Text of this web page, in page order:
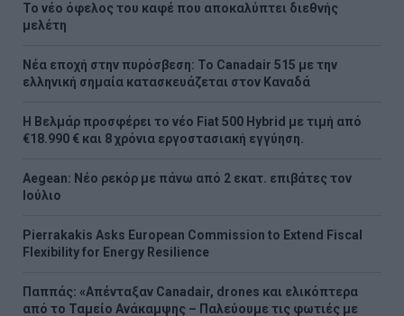
Το νέο όφελος του καφέ που αποκαλύπτει διεθνής
μελέτη
Νέα εποχή στην πυρόσβεση: Το Canadair 515 με την
ελληνική σημαία κατασκευάζεται στον Καναδά
Η Βελμάρ προσφέρει τo νέο Fiat 500 Hybrid με τιμή από
€18.990 € και 8 χρόνια εργοστασιακή εγγύηση.
Aegean: Νέο ρεκόρ με πάνω από 2 εκατ. επιβάτες τον
Ιούλιο
Pierrakakis Asks European Commission to Extend Fiscal
Flexibility for Energy Resilience
Παππάς: «Απένταξαν Canadair, drones και ελικόπτερα
από το Ταμείο Ανάκαμψης – Παλεύουμε τις φωτιές με